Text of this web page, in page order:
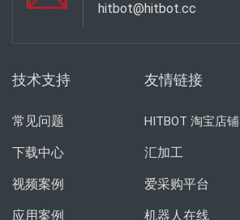
hitbot@hitbot.cc
技术支持
常见问题
下载中心
视频案例
应用案例
友情链接
HITBOT 淘宝店铺
汇加工
爱采购平台
机器人在线